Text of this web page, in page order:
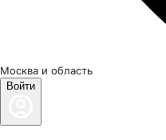
Москва и область
Войти